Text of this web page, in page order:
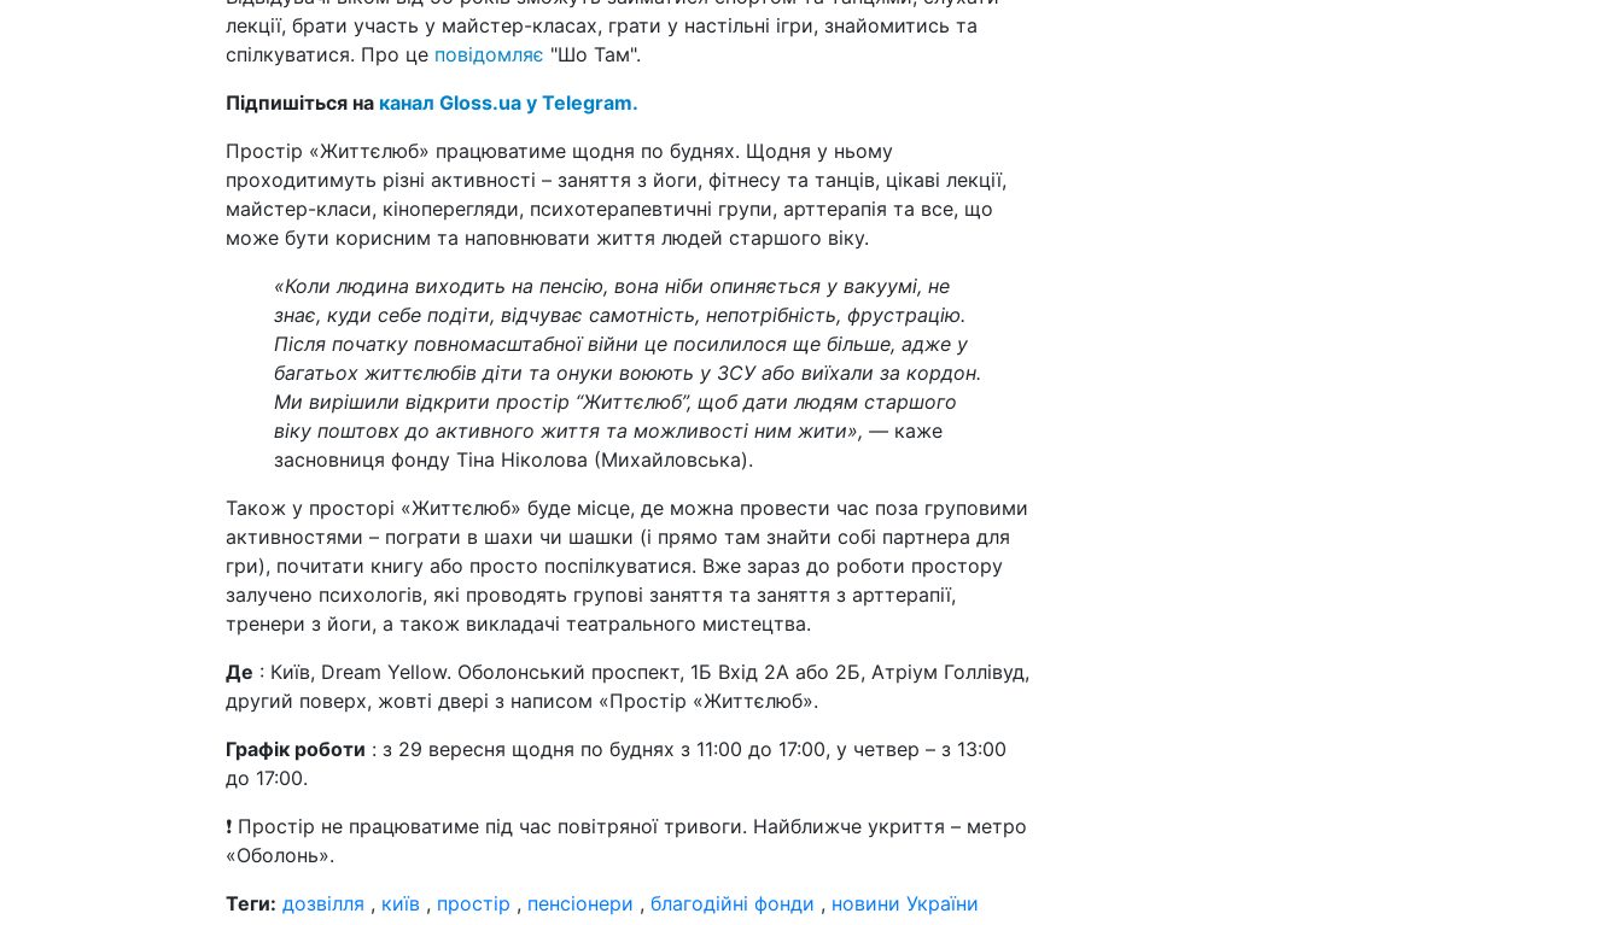
лекції, брати участь у майстер-класах, грати у настільні ігри, знайомитись та
спілкуватися. Про це повідомляє "Шо Там".
Підпишіться на канал Gloss.ua у Telegram.
Простір «Життєлюб» працюватиме щодня по буднях. Щодня у ньому
проходитимуть різні активності – заняття з йоги, фітнесу та танців, цікаві лекції,
майстер-класи, кіноперегляди, психотерапевтичні групи, арттерапія та все, що
може бути корисним та наповнювати життя людей старшого віку.
«Коли людина виходить на пенсію, вона ніби опиняється у вакуумі, не
знає, куди себе подіти, відчуває самотність, непотрібність, фрустрацію.
Після початку повномасштабної війни це посилилося ще більше, адже у
багатьох життєлюбів діти та онуки воюють у ЗСУ або виїхали за кордон.
Ми вирішили відкрити простір “Життєлюб”, щоб дати людям старшого
віку поштовх до активного життя та можливості ним жити», — каже
засновниця фонду Тіна Ніколова (Михайловська).
Також у просторі «Життєлюб» буде місце, де можна провести час поза груповими
активностями – пограти в шахи чи шашки (і прямо там знайти собі партнера для
гри), почитати книгу або просто поспілкуватися. Вже зараз до роботи простору
залучено психологів, які проводять групові заняття та заняття з арттерапії,
тренери з йоги, а також викладачі театрального мистецтва.
Де : Київ, Dream Yellow. Оболонський проспект, 1Б Вхід 2А або 2Б, Атріум Голлівуд,
другий поверх, жовті двері з написом «Простір «Життєлюб».
Графік роботи : з 29 вересня щодня по буднях з 11:00 до 17:00, у четвер – з 13:00
до 17:00.
❗ Простір не працюватиме під час повітряної тривоги. Найближче укриття – метро
«Оболонь».
Теги: дозвілля , київ , простір , пенсіонери , благодійні фонди , новини України